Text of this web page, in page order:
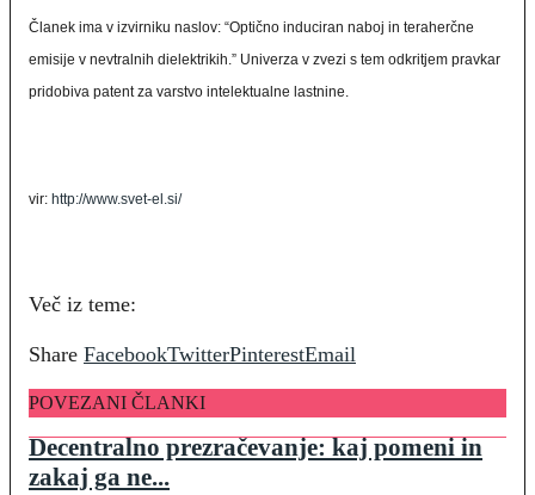
Članek ima v izvirniku naslov: “Optično induciran naboj in teraherčne
emisije v nevtralnih dielektrikih.” Univerza v zvezi s tem odkritjem pravkar
pridobiva patent za varstvo intelektualne lastnine.
vir: http://www.svet-el.si/
Več iz teme:
Share FacebookTwitterPinterestEmail
POVEZANI ČLANKI
Decentralno prezračevanje: kaj pomeni in
zakaj ga ne...